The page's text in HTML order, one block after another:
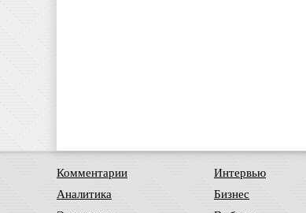
Комментарии
Аналитика
Интервью
Бизнес